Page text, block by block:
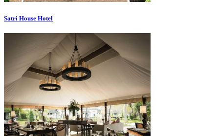
Satri House Hotel